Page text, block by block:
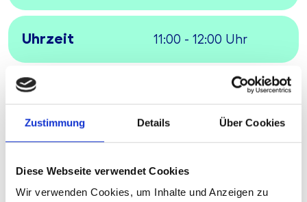
Zustimmung Details Über Cookies
Diese Webseite verwendet Cookies
Wir verwenden Cookies, um Inhalte und Anzeigen zu
Uhrzeit 11:00 - 12:00 Uhr
Gebühr
Ort Online
Agenda